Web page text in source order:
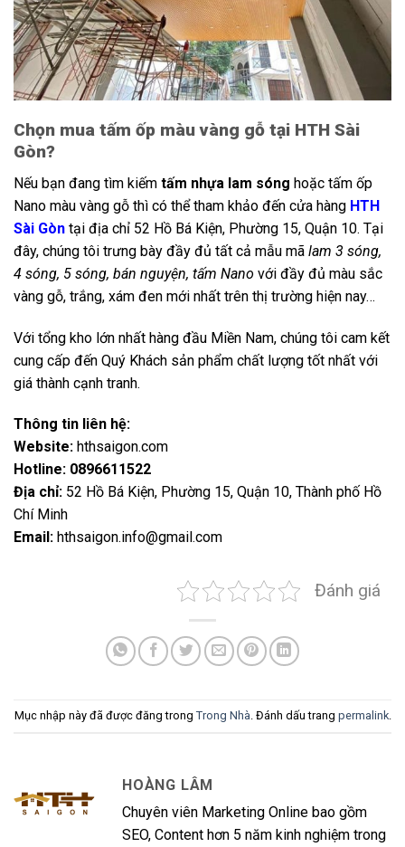
Chọn mua tấm ốp màu vàng gỗ tại HTH Sài
Gòn?
Nếu bạn đang tìm kiếm tấm nhựa lam sóng hoặc tấm ốp
Nano màu vàng gỗ thì có thể tham khảo đến cửa hàng HTH
Sài Gòn tại địa chỉ 52 Hồ Bá Kiện, Phường 15, Quận 10. Tại
đây, chúng tôi trưng bày đầy đủ tất cả mẫu mã lam 3 sóng,
4 sóng, 5 sóng, bán nguyện, tấm Nano với đầy đủ màu sắc
vàng gỗ, trắng, xám đen mới nhất trên thị trường hiện nay…
Với tổng kho lớn nhất hàng đầu Miền Nam, chúng tôi cam kết
cung cấp đến Quý Khách sản phẩm chất lượng tốt nhất với
giá thành cạnh tranh.
Thông tin liên hệ:
Website: hthsaigon.com
Hotline: 0896611522
Địa chỉ: 52 Hồ Bá Kiện, Phường 15, Quận 10, Thành phố Hồ
Chí Minh
Email: hthsaigon.info@gmail.com
Đánh giá
Mục nhập này đã được đăng trong Trong Nhà . Đánh dấu trang permalink.
HOÀNG LÂM
Chuyên viên Marketing Online bao gồm
SEO, Content hơn 5 năm kinh nghiệm trong